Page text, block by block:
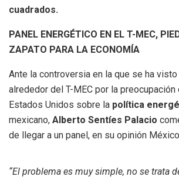
cuadrados.
PANEL ENERGÉTICO EN EL T-MEC,
ZAPATO PARA LA ECONOMÍA
Ante la controversia en la que se ha
alrededor del T-MEC por la preocupación
Estados Unidos sobre la política
mexicano, Alberto Sentíes Palacio
de llegar a un panel, en su opinión
“El problema es muy simple, no se trata